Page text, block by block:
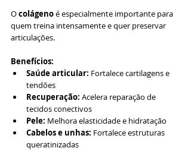
O colágeno é especialmente importante para
quem treina intensamente e quer preservar
articulações.
Benefícios:
Saúde articular: Fortalece cartilagens e
tendões
Recuperação: Acelera reparação de
tecidos conectivos
Pele: Melhora elasticidade e hidratação
Cabelos e unhas: Fortalece estruturas
queratinizadas